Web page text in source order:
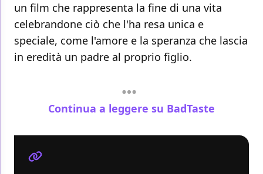
un film che rappresenta la fine di una vita
celebrandone ciò che l'ha resa unica e
speciale, come l'amore e la speranza che lascia
in eredità un padre al proprio figlio.
Continua a leggere su BadTaste